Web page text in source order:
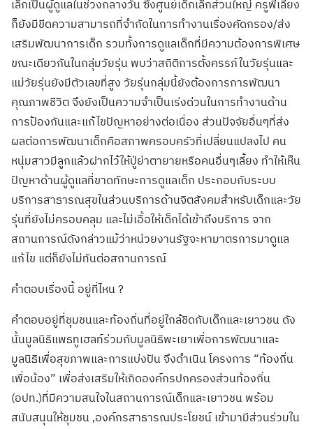
เล็กเป็นผู้ดูแลในช่วงกลางวัน ซึ่งศูนย์เด็กเล็กส่วนใหญ่ ครูพี่เลี้ยง
ก็ยังมีขีดความสามารถที่จำกัดในการทำงานเรื่องคัดกรอง/ส่ง
เสริมพัฒนาการเด็ก รวมทั้งการดูแลเด็กที่มีความต้องการพิเศษ
ขณะเดียวกันในกลุ่มวัยรุ่น พบว่าสถิติการตั้งครรภ์ในวัยรุ่นและ
แม่วัยรุ่นยังมีตัวเลขที่สูง วัยรุ่นกลุ่มนี้ยังต้องการการพัฒนา
คุณภาพชีวิต จึงยังเป็นความจำเป็นเร่งด่วนในการทำงานด้าน
การป้องกันและแก้ไขปัญหาอย่างต่อเนื่อง ส่วนปัจจัยอื่นๆที่ส่ง
ผลต่อการพัฒนาเด็กคือสภาพครอบครัวที่เปลี่ยนแปลงไป คน
หนุ่มสาวมีลูกแล้วฝากไว้ให้ปู่ย่าตายายหรือคนอื่นๆเลี้ยง ทำให้เห็น
ปัญหาด้านผู้ดูแลที่ขาดทักษะการดูแลเด็ก ประกอบกับระบบ
บริการสาธารณสุขในส่วนบริการด้านจิตสังคมสำหรับเด็กและวัย
รุ่นที่ยังไม่ครอบคลุม และไม่เอื้อให้เด็กได้เข้าถึงบริการ จาก
สถานการณ์ดังกล่าวแม้ว่าหน่วยงานรัฐจะหามาตรการมาดูแล
แก้ไข แต่ก็ยังไม่ทันต่อสถานการณ์
คำตอบเรื่องนี้ อยู่ที่ไหน ?
คำตอบอยู่ที่ชุมชนและท้องถิ่นที่อยู่ใกล้ชิดกับเด็กและเยาวชน ดัง
นั้นมูลนิธิแพธทูเฮลท์ร่วมกับมูลนิธิพะเยาเพื่อการพัฒนาและ
มูลนิธิเพื่อสุขภาพและการแบ่งปัน จึงดำเนิน โครงการ “ท้องถิ่น
เพื่อน้อง” เพื่อส่งเสริมให้เกิดองค์กรปกครองส่วนท้องถิ่น
(อปท.)ที่มีความสนใจในสถานการณ์เด็กและเยาวชน พร้อม
สนับสนุนให้ชุมชน ,องค์กรสาธารณประโยชน์ เข้ามามีส่วนร่วมใน